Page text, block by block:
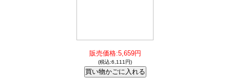
販売価格:5,659円
(税込:6,111円)